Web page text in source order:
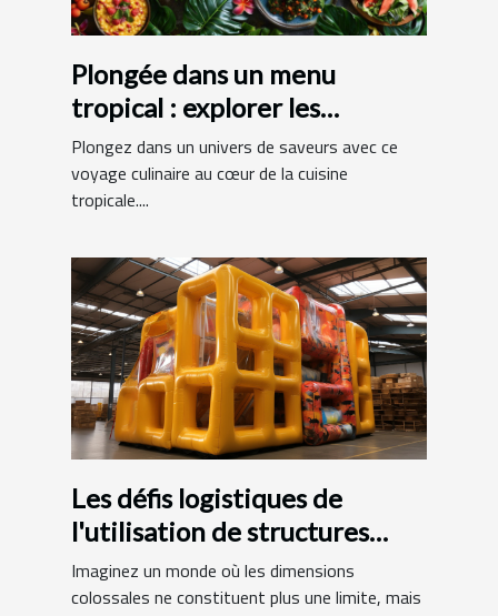
Plongée dans un menu
tropical : explorer les
spécialités exotiques
Plongez dans un univers de saveurs avec ce
voyage culinaire au cœur de la cuisine
tropicale....
Les défis logistiques de
l'utilisation de structures
gonflables de grande taille
Imaginez un monde où les dimensions
colossales ne constituent plus une limite, mais